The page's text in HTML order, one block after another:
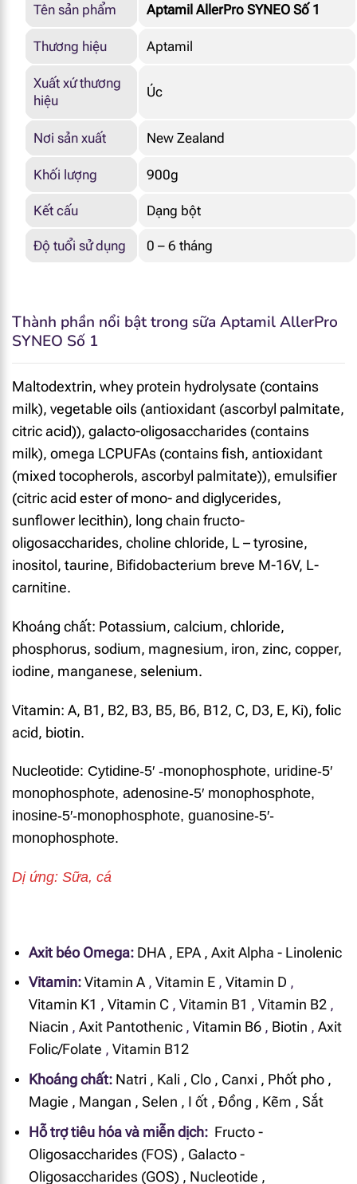
Tên sản phẩm Aptamil AllerPro SYNEO Số 1
Thương hiệu Aptamil
Xuất xứ thương
hiệu
Úc
Nơi sản xuất New Zealand
Khối lượng 900g
Kết cấu Dạng bột
Độ tuổi sử dụng 0 – 6 tháng
Thành phần nổi bật trong sữa Aptamil AllerPro
SYNEO Số 1
Maltodextrin, whey protein hydrolysate (contains
milk), vegetable oils (antioxidant (ascorbyl palmitate,
citric acid)), galacto-oligosaccharides (contains
milk), omega LCPUFAs (contains fish, antioxidant
(mixed tocopherols, ascorbyl palmitate)), emulsifier
(citric acid ester of mono- and diglycerides,
sunflower lecithin), long chain fructo-
oligosaccharides, choline chloride, L – tyrosine,
inositol, taurine, Bifidobacterium breve M-16V, L-
carnitine.
Khoáng chất: Potassium, calcium, chloride,
phosphorus, sodium, magnesium, iron, zinc, copper,
iodine, manganese, selenium.
Vitamin: A, B1, B2, B3, B5, B6, B12, C, D3, E, Ki), folic
acid, biotin.
Nucleotide: Cytidine-5′ -monophosphote, uridine-5′
monophosphote, adenosine-5′ monophosphote,
inosine-5′-monophosphote, guanosine-5′-
monophosphote.
Dị ứng: Sữa, cá
Axit béo Omega: DHA, EPA, Axit Alpha - Linolenic
Vitamin: Vitamin A, Vitamin E, Vitamin D ,
Vitamin K1 , Vitamin C, Vitamin B1 , Vitamin B2,
Niacin , Axit Pantothenic, Vitamin B6, Biotin , Axit
Folic/Folate , Vitamin B12
Khoáng chất: Natri, Kali, Clo, Canxi, Phốt pho,
Magie , Mangan , Selen , I ốt, Đồng , Kẽm , Sắt
Hỗ trợ tiêu hóa và miễn dịch: Fructo -
Oligosaccharides (FOS) , Galacto -
Oligosaccharides (GOS) , Nucleotide ,